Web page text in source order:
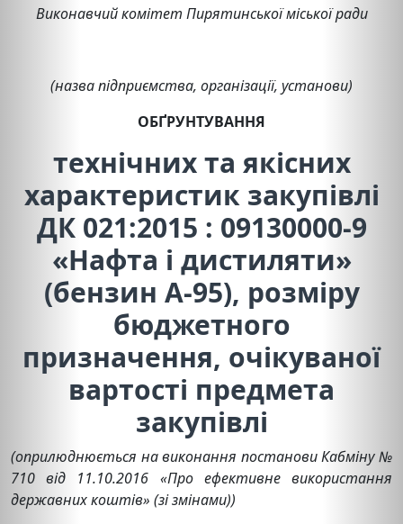
Виконавчий комітет Пирятинської міської ради
(назва підприємства, організації, установи)
ОБҐРУНТУВАННЯ
технічних та якісних
характеристик закупівлі
ДК 021:2015 : 09130000-9
«Нафта і дистиляти»
(бензин А-95), розміру
бюджетного
призначення, очікуваної
вартості предмета
закупівлі
(оприлюднюється на виконання постанови Кабміну №
710 від 11.10.2016 «Про ефективне використання
державних коштів» (зі змінами))